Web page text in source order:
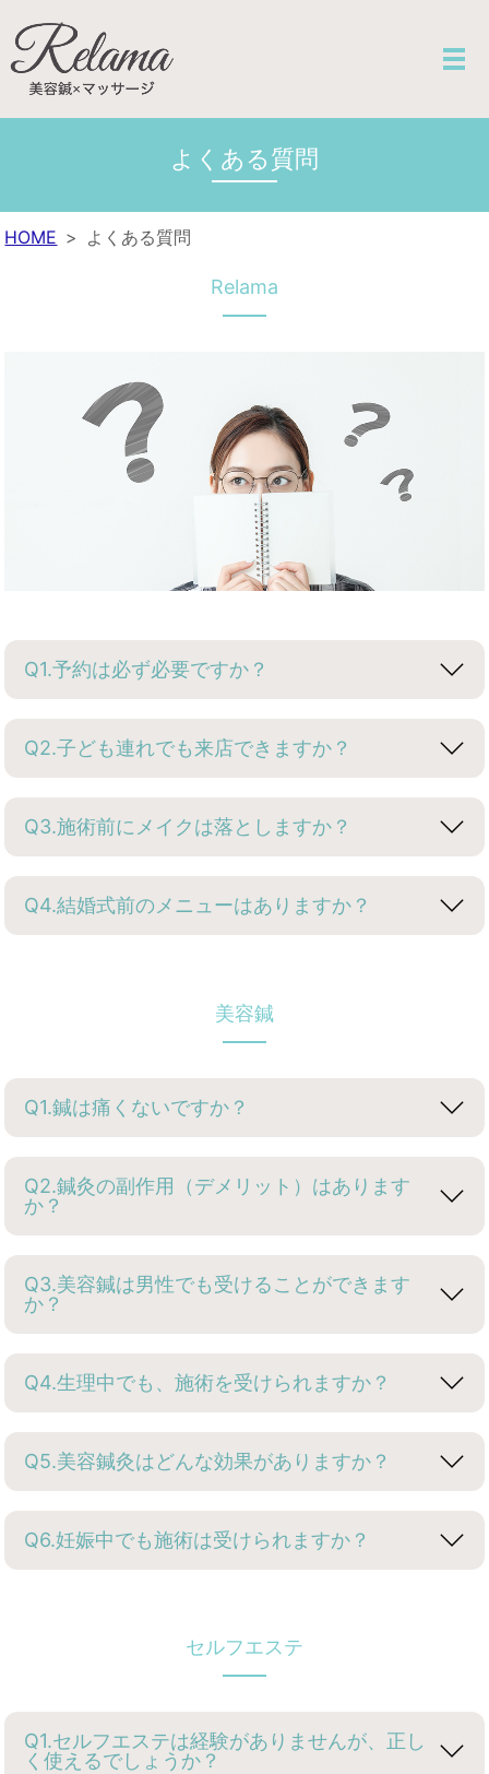
よくある質問
HOME よくある質問
Relama
Q1.予約は必ず必要ですか？
Q2.子ども連れでも来店できますか？
Q3.施術前にメイクは落としますか？
Q4.結婚式前のメニューはありますか？
美容鍼
Q1.鍼は痛くないですか？
Q2.鍼灸の副作用（デメリット）はあります
か？
Q3.美容鍼は男性でも受けることができます
か？
Q4.生理中でも、施術を受けられますか？
Q5.美容鍼灸はどんな効果がありますか？
Q6.妊娠中でも施術は受けられますか？
セルフエステ
Q1.セルフエステは経験がありませんが、正し
く使えるでしょうか？